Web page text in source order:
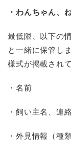
・わんちゃん、
最低限、以下の
と一緒に保管し
様式が掲載され
・名前
・飼い主名、連
・外見情報（種